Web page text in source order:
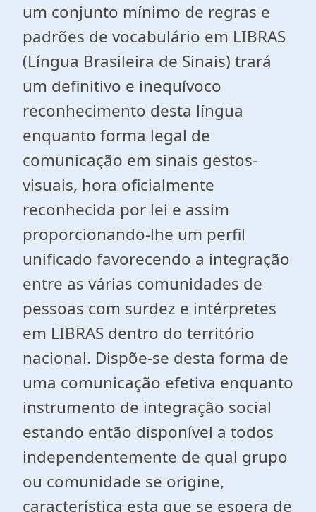
um conjunto mínimo de regras e
padrões de vocabulário em LIBRAS
(Língua Brasileira de Sinais) trará
um definitivo e inequívoco
reconhecimento desta língua
enquanto forma legal de
comunicação em sinais gestos-
visuais, hora oficialmente
reconhecida por lei e assim
proporcionando-lhe um perfil
unificado favorecendo a integração
entre as várias comunidades de
pessoas com surdez e intérpretes
em LIBRAS dentro do território
nacional. Dispõe-se desta forma de
uma comunicação efetiva enquanto
instrumento de integração social
estando então disponível a todos
independentemente de qual grupo
ou comunidade se origine,
característica esta que se espera de